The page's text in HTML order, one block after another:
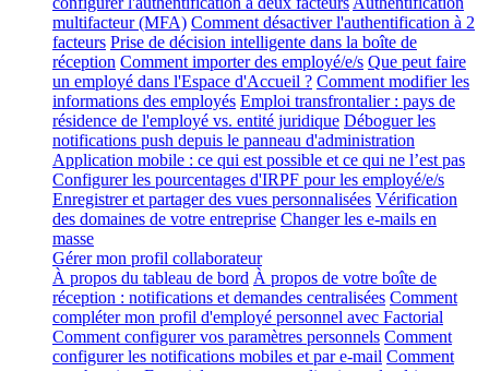
multifacteur (MFA) Comment désactiver l'authentification à 2
facteurs Prise de décision intelligente dans la boîte de
réception Comment importer des employé/e/s Que peut faire
un employé dans l'Espace d'Accueil ? Comment modifier les
informations des employés Emploi transfrontalier : pays de
résidence de l'employé vs. entité juridique Déboguer les
notifications push depuis le panneau d'administration
Application mobile : ce qui est possible et ce qui ne l’est pas
Configurer les pourcentages d'IRPF pour les employé/e/s
Enregistrer et partager des vues personnalisées Vérification
des domaines de votre entreprise Changer les e-mails en
masse
Gérer mon profil collaborateur
À propos du tableau de bord À propos de votre boîte de
réception : notifications et demandes centralisées Comment
compléter mon profil d'employé personnel avec Factorial
Comment configurer vos paramètres personnels Comment
configurer les notifications mobiles et par e-mail Comment